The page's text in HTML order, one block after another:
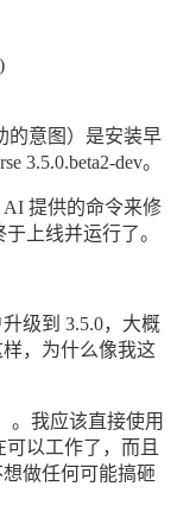
的意图）是安装早
3.5.0.beta2-dev。
提供的命令来修
上线并运行了。
级到 3.5.0，大概
，为什么像我这
。我应该直接使用
可以工作了，而且
做任何可能搞砸